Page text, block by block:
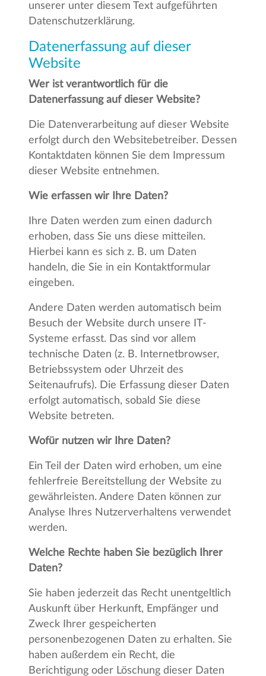
unserer unter diesem Text aufgeführten
Datenschutzerklärung.
Datenerfassung auf dieser
Website
Wer ist verantwortlich für die
Datenerfassung auf dieser Website?
Die Datenverarbeitung auf dieser Website
erfolgt durch den Websitebetreiber. Dessen
Kontaktdaten können Sie dem Impressum
dieser Website entnehmen.
Wie erfassen wir Ihre Daten?
Ihre Daten werden zum einen dadurch
erhoben, dass Sie uns diese mitteilen.
Hierbei kann es sich z. B. um Daten
handeln, die Sie in ein Kontaktformular
eingeben.
Andere Daten werden automatisch beim
Besuch der Website durch unsere IT-
Systeme erfasst. Das sind vor allem
technische Daten (z. B. Internetbrowser,
Betriebssystem oder Uhrzeit des
Seitenaufrufs). Die Erfassung dieser Daten
erfolgt automatisch, sobald Sie diese
Website betreten.
Wofür nutzen wir Ihre Daten?
Ein Teil der Daten wird erhoben, um eine
fehlerfreie Bereitstellung der Website zu
gewährleisten. Andere Daten können zur
Analyse Ihres Nutzerverhaltens verwendet
werden.
Welche Rechte haben Sie bezüglich Ihrer
Daten?
Sie haben jederzeit das Recht unentgeltlich
Auskunft über Herkunft, Empfänger und
Zweck Ihrer gespeicherten
personenbezogenen Daten zu erhalten. Sie
haben außerdem ein Recht, die
Berichtigung oder Löschung dieser Daten